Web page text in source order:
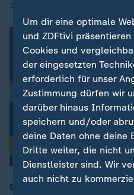
21.06.2026 | 21:45
Bürger konnten beim Tag
Um dir eine optimale
und ZDFtivi
Cookies und
der eingesetzten
erforderlich für unser
Zustimmung dürfen wir
darüber hinaus
speichern und/oder
deine Daten ohne deine
Dritte weiter, die nicht
Dienstleister sind. Wir
auch nicht zu